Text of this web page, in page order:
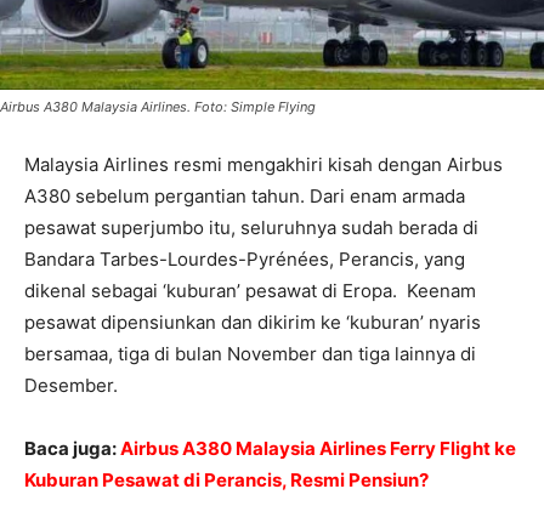
Airbus A380 Malaysia Airlines. Foto: Simple Flying
Malaysia Airlines resmi mengakhiri kisah dengan Airbus
A380 sebelum pergantian tahun. Dari enam armada
pesawat superjumbo itu, seluruhnya sudah berada di
Bandara Tarbes-Lourdes-Pyrénées, Perancis, yang
dikenal sebagai ‘kuburan’ pesawat di Eropa. Keenam
pesawat dipensiunkan dan dikirim ke ‘kuburan’ nyaris
bersamaa, tiga di bulan November dan tiga lainnya di
Desember.
Baca juga:Airbus A380 Malaysia Airlines Ferry Flight ke
Kuburan Pesawat di Perancis, Resmi Pensiun?